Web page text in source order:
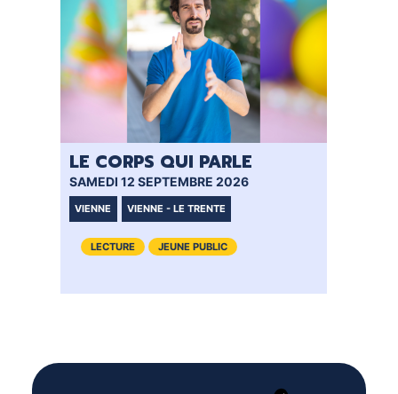
LE CORPS QUI PARLE
SAMEDI 12 SEPTEMBRE 2026
VIENNE VIENNE - LE TRENTE
LECTURE JEUNE PUBLIC